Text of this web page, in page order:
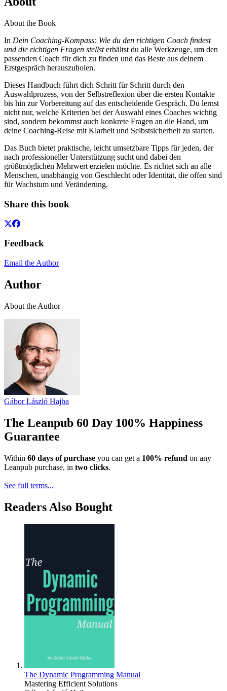
About the Book
In Dein Coaching-Kompass: Wie du den richtigen Coach findest
und die richtigen Fragen stellsterhältst du alle Werkzeuge, um den
passenden Coach für dich zu finden und das Beste aus deinem
Erstgespräch herauszuholen.
Dieses Handbuch führt dich Schritt für Schritt durch den
Auswahlprozess, von der Selbstreflexion über die ersten Kontakte
bis hin zur Vorbereitung auf das entscheidende Gespräch. Du lernst
nicht nur, welche Kriterien bei der Auswahl eines Coaches wichtig
sind, sondern bekommst auch konkrete Fragen an die Hand, um
deine Coaching-Reise mit Klarheit und Selbstsicherheit zu starten.
Das Buch bietet praktische, leicht umsetzbare Tipps für jeden, der
nach professioneller Unterstützung sucht und dabei den
größtmöglichen Mehrwert erzielen möchte. Es richtet sich an alle
Menschen, unabhängig von Geschlecht oder Identität, die offen sind
für Wachstum und Veränderung.
Share this book
Feedback
Email the Author
Author
About the Author
Gábor László Hajba
The Leanpub 60 Day 100% Happiness
Guarantee
Within 60 days of purchase you can get a 100% refund on any
Leanpub purchase, in two clicks.
See full terms...
Readers Also Bought
The Dynamic Programming Manual
Mastering Efficient Solutions